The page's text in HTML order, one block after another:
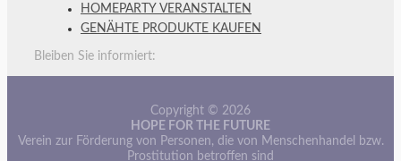
HOMEPARTY VERANSTALTEN
GENÄHTE PRODUKTE KAUFEN
Bleiben Sie informiert:
Copyright © 2026
HOPE FOR THE FUTURE
Verein zur Förderung von Personen, die von Menschenhandel bzw.
Prostitution betroffen sind